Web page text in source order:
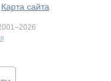
Карта сайта